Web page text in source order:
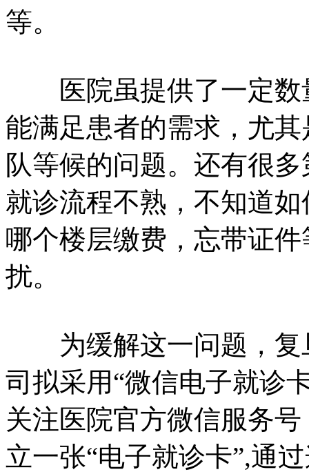
等。
医院虽提供了一定数
能满足患者的需求，尤
队等候的问题。还有很
就诊流程不熟，不知道
哪个楼层缴费，忘带证
扰。
为缓解这一问题，复
司拟采用“微信电子就诊
关注医院官方微信服务
立一张“电子就诊卡”,通